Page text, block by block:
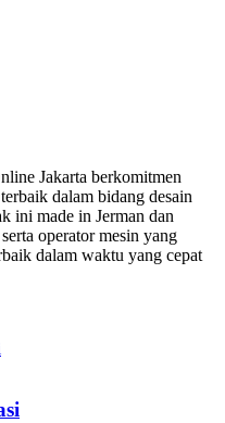
Jakarta berkomitmen
dalam bidang desain
ini made in Jerman dan
operator mesin yang
dalam waktu yang cepat